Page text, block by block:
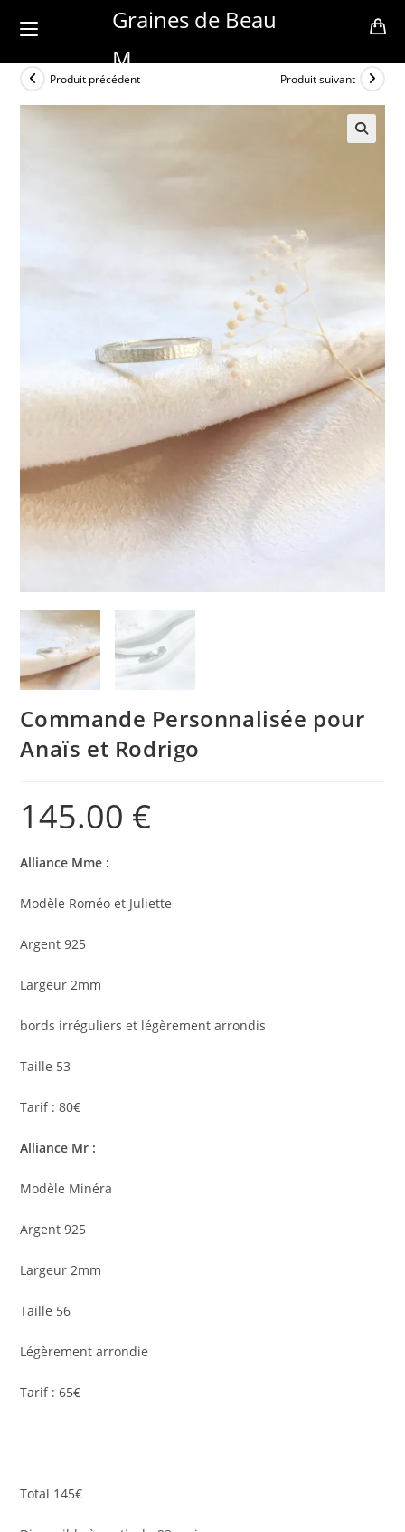
Graines de Beau
M
Produit précédent Produit suivant
Commande Personnalisée pour
Anaïs et Rodrigo
145.00 €
Alliance Mme :
Modèle Roméo et Juliette
Argent 925
Largeur 2mm
bords irréguliers et légèrement arrondis
Taille 53
Tarif : 80€
Alliance Mr :
Modèle Minéra
Argent 925
Largeur 2mm
Taille 56
Légèrement arrondie
Tarif : 65€
Total 145€